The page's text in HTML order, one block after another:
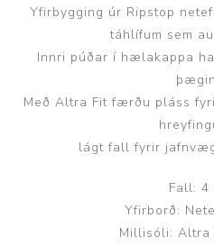
Yfirbygging úr Ripstop
táhlífum sem
Innri púðar í hælakappa
Með Altra Fit færðu pláss
lágt fall fyrir
Fall: 4
Yfirborð:
Millisóli: Altra